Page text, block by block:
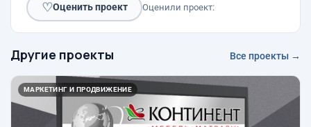
♡Оценить проект Оценили проект:
Другие проекты Все проекты →
МАРКЕТИНГ И ПРОДВИЖЕНИЕ